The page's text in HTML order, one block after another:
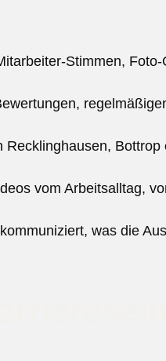
Stimmen,
Recklinghausen,
vom Arbeitsalltag,
was die